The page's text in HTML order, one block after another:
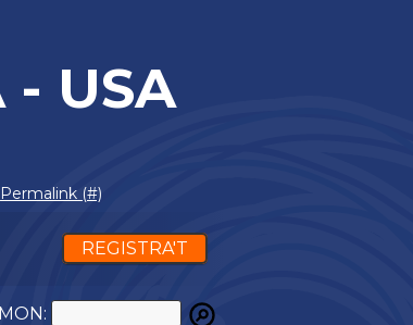
- USA
Permalink (#)
REGISTRA'T